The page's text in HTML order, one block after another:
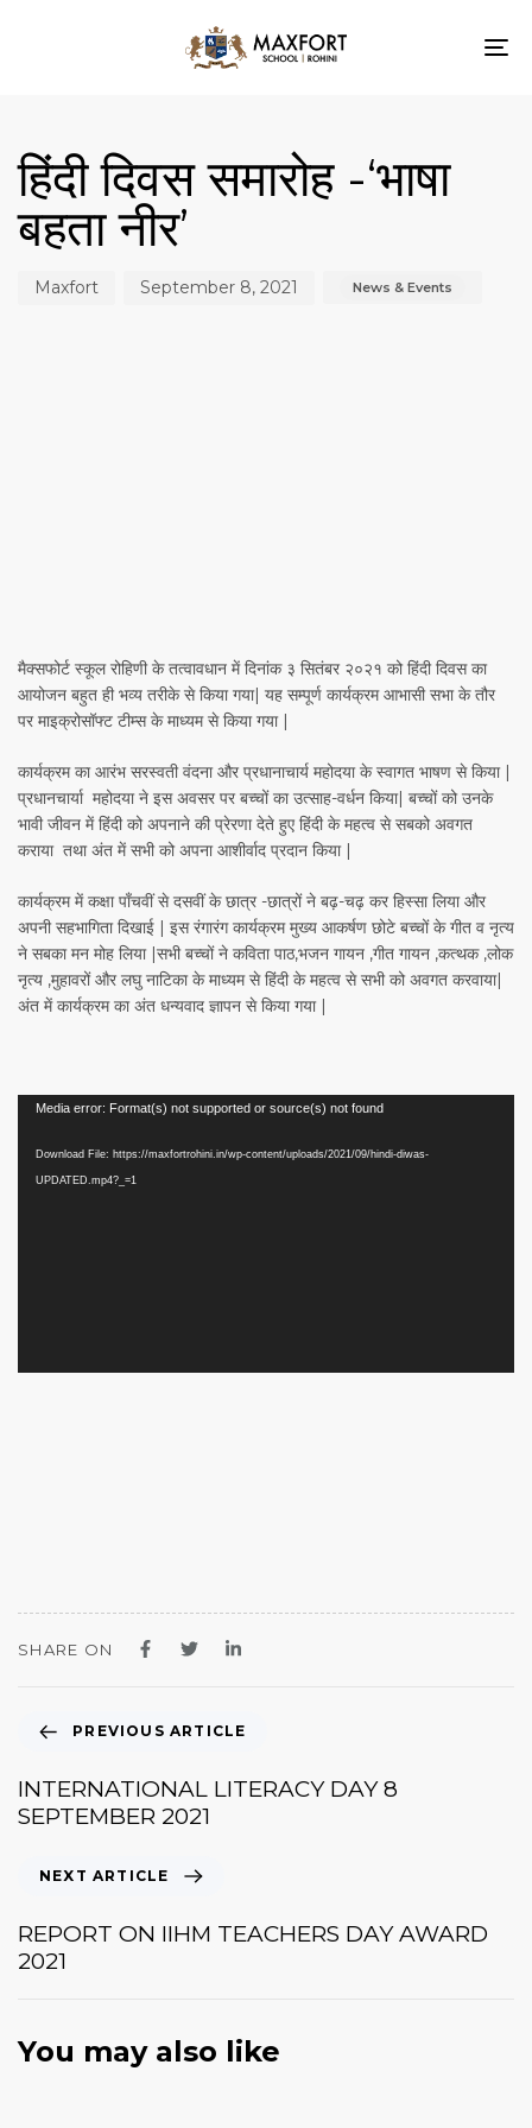
हिंदी दिवस समारोह -‘भाषा
बहता नीर’
Maxfort September 8, 2021 News & Events
मैक्सफोर्ट स्कूल रोहिणी के तत्वावधान में दिनांक ३ सितंबर २०२१ को हिंदी दिवस का
आयोजन बहुत ही भव्य तरीके से किया गया| यह सम्पूर्ण कार्यक्रम आभासी सभा के तौर
पर माइक्रोसॉफ्ट टीम्स के माध्यम से किया गया |
कार्यक्रम का आरंभ सरस्वती वंदना और प्रधानाचार्य महोदया के स्वागत भाषण से किया |
प्रधानचार्या महोदया ने इस अवसर पर बच्चों का उत्साह-वर्धन किया| बच्चों को उनके
भावी जीवन में हिंदी को अपनाने की प्रेरणा देते हुए हिंदी के महत्व से सबको अवगत
कराया तथा अंत में सभी को अपना आशीर्वाद प्रदान किया |
कार्यक्रम में कक्षा पाँचवीं से दसवीं के छात्र -छात्रों ने बढ़-चढ़ कर हिस्सा लिया और
अपनी सहभागिता दिखाई | इस रंगारंग कार्यक्रम मुख्य आकर्षण छोटे बच्चों के गीत व नृत्य
ने सबका मन मोह लिया |सभी बच्चों ने कविता पाठ,भजन गायन ,गीत गायन ,कत्थक ,लोक
नृत्य ,मुहावरों और लघु नाटिका के माध्यम से हिंदी के महत्व से सभी को अवगत करवाया|
अंत में कार्यक्रम का अंत धन्यवाद ज्ञापन से किया गया |
Video
Player
Media error: Format(s) not supported or source(s) not found
Download File: https://maxfortrohini.in/wp-content/uploads/2021/09/hindi-diwas-
UPDATED.mp4?_=1
SHARE ON
PREVIOUS ARTICLE
INTERNATIONAL LITERACY DAY 8
SEPTEMBER 2021
NEXT ARTICLE
REPORT ON IIHM TEACHERS DAY AWARD
2021
You may also like